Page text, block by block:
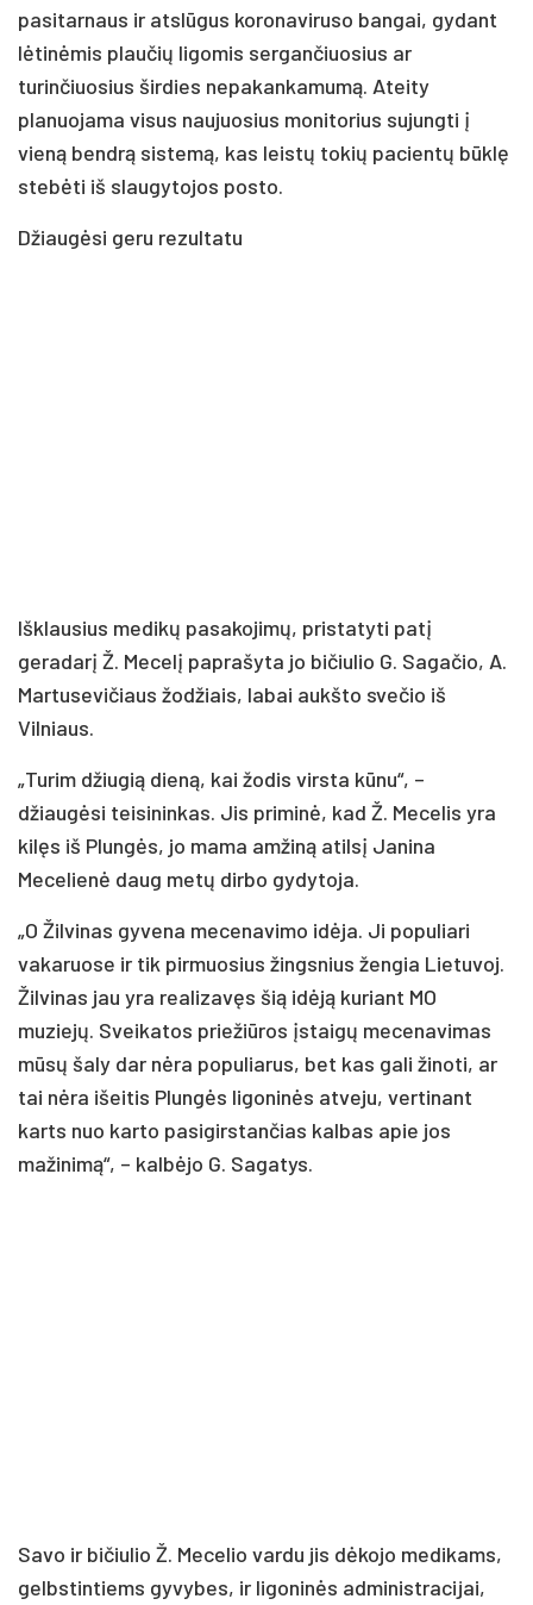
pasitarnaus ir atslūgus koronaviruso bangai, gydant
lėtinėmis plaučių ligomis sergančiuosius ar
turinčiuosius širdies nepakankamumą. Ateity
planuojama visus naujuosius monitorius sujungti į
vieną bendrą sistemą, kas leistų tokių pacientų būklę
stebėti iš slaugytojos posto.
Džiaugėsi geru rezultatu
Išklausius medikų pasakojimų, pristatyti patį
geradarį Ž. Mecelį paprašyta jo bičiulio G. Sagačio, A.
Martusevičiaus žodžiais, labai aukšto svečio iš
Vilniaus.
„Turim džiugią dieną, kai žodis virsta kūnu“, –
džiaugėsi teisininkas. Jis priminė, kad Ž. Mecelis yra
kilęs iš Plungės, jo mama amžiną atilsį Janina
Mecelienė daug metų dirbo gydytoja.
„O Žilvinas gyvena mecenavimo idėja. Ji populiari
vakaruose ir tik pirmuosius žingsnius žengia Lietuvoj.
Žilvinas jau yra realizavęs šią idėją kuriant MO
muziejų. Sveikatos priežiūros įstaigų mecenavimas
mūsų šaly dar nėra populiarus, bet kas gali žinoti, ar
tai nėra išeitis Plungės ligoninės atveju, vertinant
karts nuo karto pasigirstančias kalbas apie jos
mažinimą“, – kalbėjo G. Sagatys.
Savo ir bičiulio Ž. Mecelio vardu jis dėkojo medikams,
gelbstintiems gyvybes, ir ligoninės administracijai,